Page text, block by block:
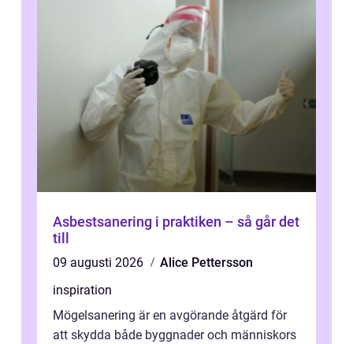
Asbestsanering i praktiken – så går det
till
09 augusti 2026
Alice Pettersson
inspiration
Mögelsanering är en avgörande åtgärd för
att skydda både byggnader och människors